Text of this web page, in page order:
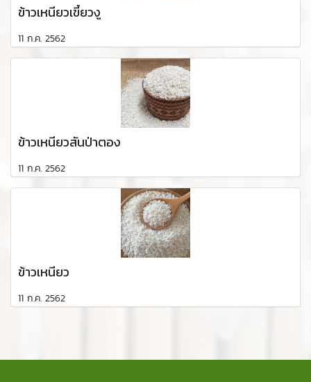
ข้าวเหนียวเขี้ยวงู
11 ก.ค. 2562
ข้าวเหนียวสันป่าตอง
11 ก.ค. 2562
ข้าวเหนียว
11 ก.ค. 2562